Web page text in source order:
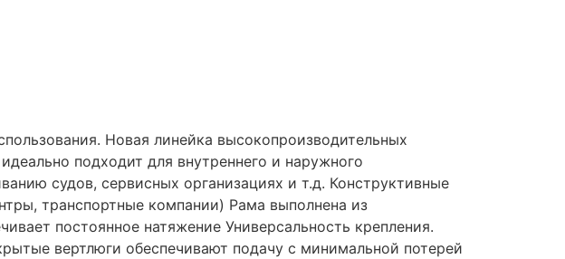
Новая линейка высокопроизводительных
подходит для внутреннего и наружного
судов, сервисных организациях и т.д. Конструктивные
транспортные компании) Рама выполнена из
постоянное натяжение Универсальность крепления.
вертлюги обеспечивают подачу с минимальной потерей